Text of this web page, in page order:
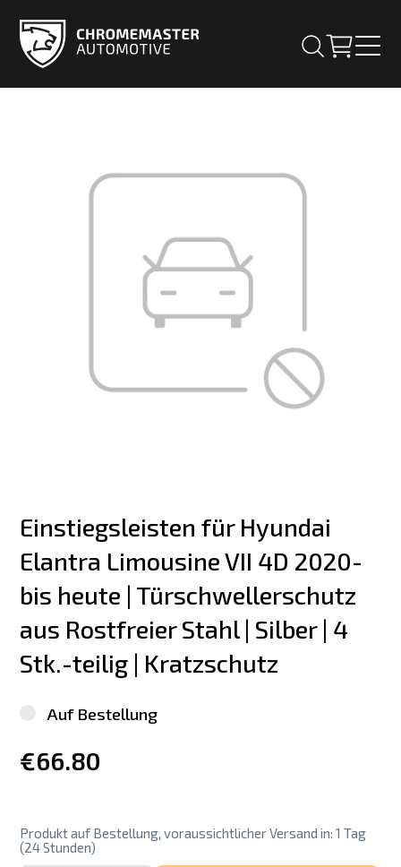
Einstiegsleisten für Hyundai
Elantra Limousine VII 4D 2020-
bis heute | Türschwellerschutz
aus Rostfreier Stahl | Silber | 4
Stk.-teilig | Kratzschutz
Auf Bestellung
€66.80
Produkt auf Bestellung, voraussichtlicher Versand in: 1 Tag
(24 Stunden)